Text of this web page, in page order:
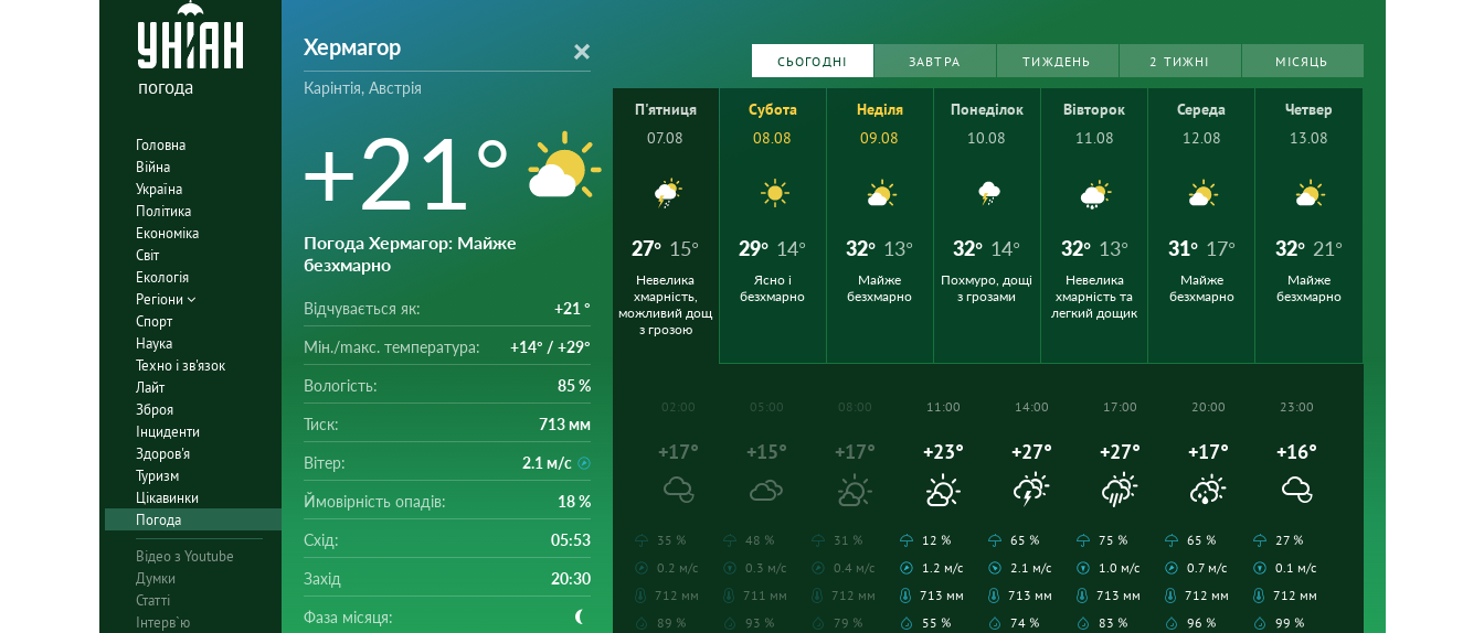
погода
Головна
Війна
Україна
Політика
Економіка
Світ
Екологія
Регіони
Спорт
Наука
Техно і зв'язок
Лайт
Зброя
Інциденти
Здоров'я
Туризм
Цікавинки
Погода
Відео з Youtube
Думки
Статті
Інтерв`ю
Хермагор
Карінтія, Австрія
+21°
Погода Хермагор: Майже
безхмарно
Відчувається як: +21 °
Мін./mакс. температура: +14° / +29°
Вологість: 85 %
Тиск: 713 мм
Вітер: 2.1 м/с
Ймовірність опадів: 18 %
Схід: 05:53
Захід 20:30
Фаза місяця:
СЬОГОДНІ ЗАВТРА ТИЖДЕНЬ 2 ТИЖНІ МІСЯЦЬ
П'ятниця
07.08
27° 15°
Невелика
хмарність,
можливий дощ
з грозою
Субота
08.08
29° 14°
Ясно і
безхмарно
Неділя
09.08
32° 13°
Майже
безхмарно
Понеділок
10.08
32° 14°
Похмуро, дощі
з грозами
Вівторок
11.08
32° 13°
Невелика
хмарність та
легкий дощик
Середа
12.08
31° 17°
Майже
безхмарно
Четвер
13.08
32° 21°
Майже
безхмарно
02:00
+17°
35 %
0.2 м/с
712 мм
89 %
05:00
+15°
48 %
0.3 м/с
711 мм
93 %
08:00
+17°
31 %
0.4 м/с
712 мм
79 %
11:00
+23°
12 %
1.2 м/с
713 мм
55 %
14:00
+27°
65 %
2.1 м/с
713 мм
74 %
17:00
+27°
75 %
1.0 м/с
713 мм
83 %
20:00
+17°
65 %
0.7 м/с
712 мм
96 %
23:00
+16°
27 %
0.1 м/с
712 мм
99 %